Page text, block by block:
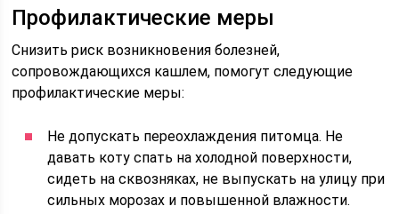
Профилактические меры
Снизить риск возникновения болезней,
сопровождающихся кашлем, помогут следующие
профилактические меры:
Не допускать переохлаждения питомца. Не
давать коту спать на холодной поверхности,
сидеть на сквозняках, не выпускать на улицу при
сильных морозах и повышенной влажности.